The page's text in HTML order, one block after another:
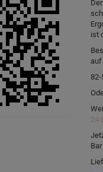
ist
82-